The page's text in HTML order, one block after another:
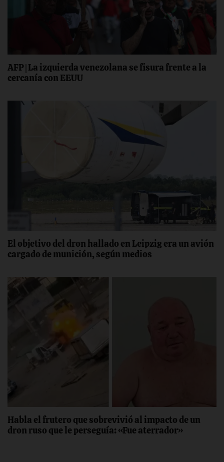
AFP | La izquierda venezolana se fisura frente a la
cercanía con EEUU
El objetivo del dron hallado en Leipzig era un avión
cargado de munición, según medios
Habla el frutero que sobrevivió al impacto de un
dron ruso que le perseguía: «Fue aterrador»